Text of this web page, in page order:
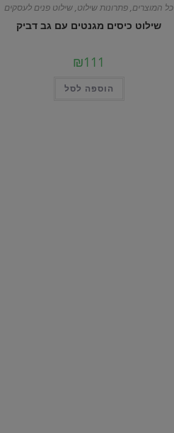
כל המוצרים,פתרונות שילוט,שילוט פנים לעסקים
שילוט כיסים מגנטים עם גב דביק
₪111
הוספה לסל